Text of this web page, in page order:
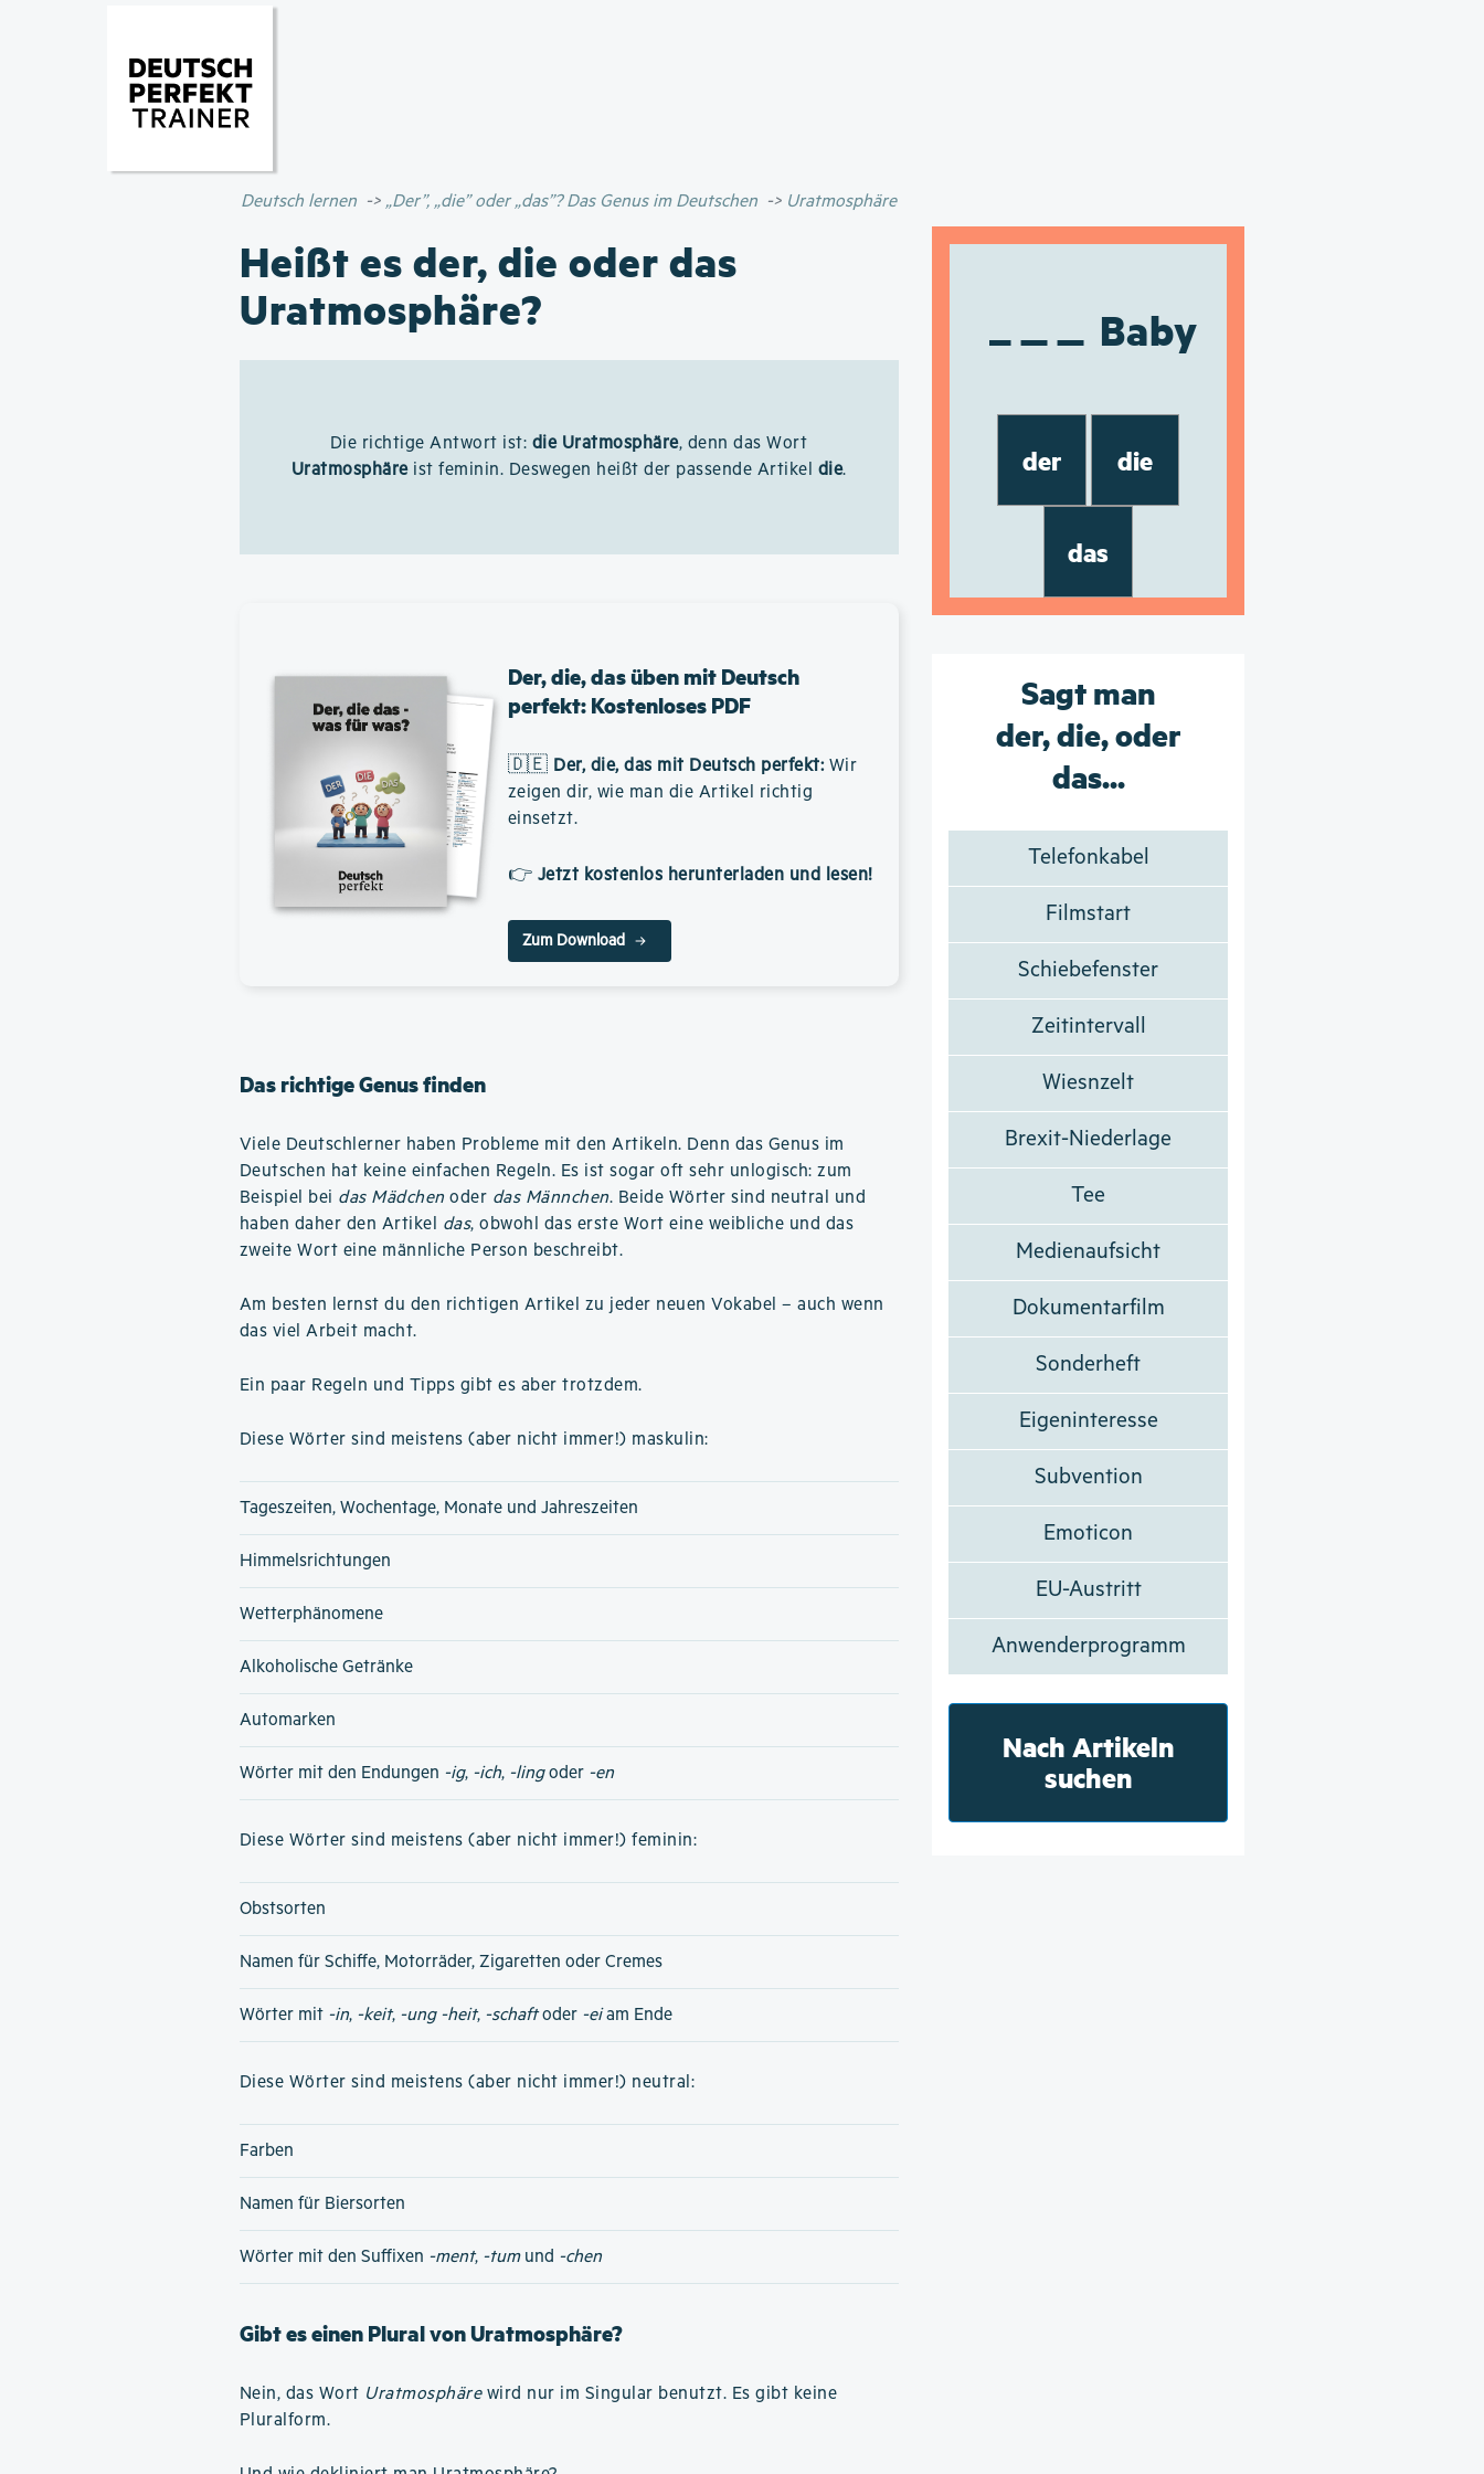
Deutsch lernen „Der”, „die” oder „das”? Das Genus im Deutschen Uratmosphäre
Heißt es der, die oder das
Uratmosphäre?
Die richtige Antwort ist: die Uratmosphäre, denn das Wort
Uratmosphäreist feminin. Deswegen heißt der passende Artikel die.
Der, die, das üben mit Deutsch
perfekt: Kostenloses PDF
🇩🇪 Der, die, das mit Deutsch perfekt: Wir
zeigen dir, wie man die Artikel richtig
einsetzt.
👉 Jetzt kostenlos herunterladen und lesen!
Zum Download
Das richtige Genus finden
Viele Deutschlerner haben Probleme mit den Artikeln. Denn das Genus im
Deutschen hat keine einfachen Regeln. Es ist sogar oft sehr unlogisch: zum
Beispiel bei das Mädchen oder das Männchen. Beide Wörter sind neutral und
haben daher den Artikel das, obwohl das erste Wort eine weibliche und das
zweite Wort eine männliche Person beschreibt.
Am besten lernst du den richtigen Artikel zu jeder neuen Vokabel – auch wenn
das viel Arbeit macht.
Ein paar Regeln und Tipps gibt es aber trotzdem.
Diese Wörter sind meistens (aber nicht immer!) maskulin:
Tageszeiten, Wochentage, Monate und Jahreszeiten
Himmelsrichtungen
Wetterphänomene
Alkoholische Getränke
Automarken
Wörter mit den Endungen -ig, -ich, -lingoder -en
Diese Wörter sind meistens (aber nicht immer!) feminin:
Obstsorten
Namen für Schiffe, Motorräder, Zigaretten oder Cremes
Wörter mit -in, -keit, -ung -heit, -schaftoder -eiam Ende
Diese Wörter sind meistens (aber nicht immer!) neutral:
Farben
Namen für Biersorten
Wörter mit den Suffixen -ment, -tumund -chen
Gibt es einen Plural von Uratmosphäre?
Nein, das Wort Uratmosphärewird nur im Singular benutzt. Es gibt keine
Pluralform.
Baby
der die
das
Sagt man
der, die, oder
das...
Telefonkabel
Filmstart
Schiebefenster
Zeitintervall
Wiesnzelt
Brexit-Niederlage
Tee
Medienaufsicht
Dokumentarfilm
Sonderheft
Eigeninteresse
Subvention
Emoticon
EU-Austritt
Anwenderprogramm
Nach Artikeln
suchen